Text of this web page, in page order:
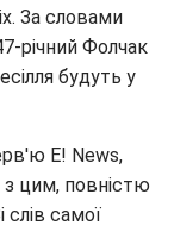
За словами
річний Фолчак
будуть у
E! News,
з цим, повністю
слів самої